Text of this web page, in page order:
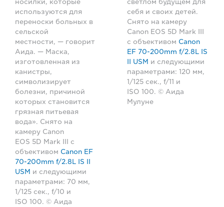
носилки, которые
используются для
переноски больных в
сельской
местности, — говорит
Аида. — Маска,
изготовленная из
канистры,
символизирует
болезни, причиной
которых становится
грязная питьевая
вода». Снято на
камеру Canon
EOS 5D Mark III с
объективом Canon EF
70-200mm f/2.8L IS II
USM и следующими
параметрами: 70 мм,
1/125 сек., f/10 и
ISO 100. © Аида
светлом будущем для
себя и своих детей.
Снято на камеру
Canon EOS 5D Mark III
с объективом Canon
EF 70-200mm f/2.8L IS
II USM и следующими
параметрами: 120 мм,
1/125 сек., f/11 и
ISO 100. © Аида
Мулуне